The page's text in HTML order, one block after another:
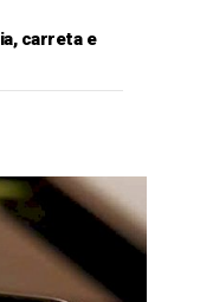
carreta e